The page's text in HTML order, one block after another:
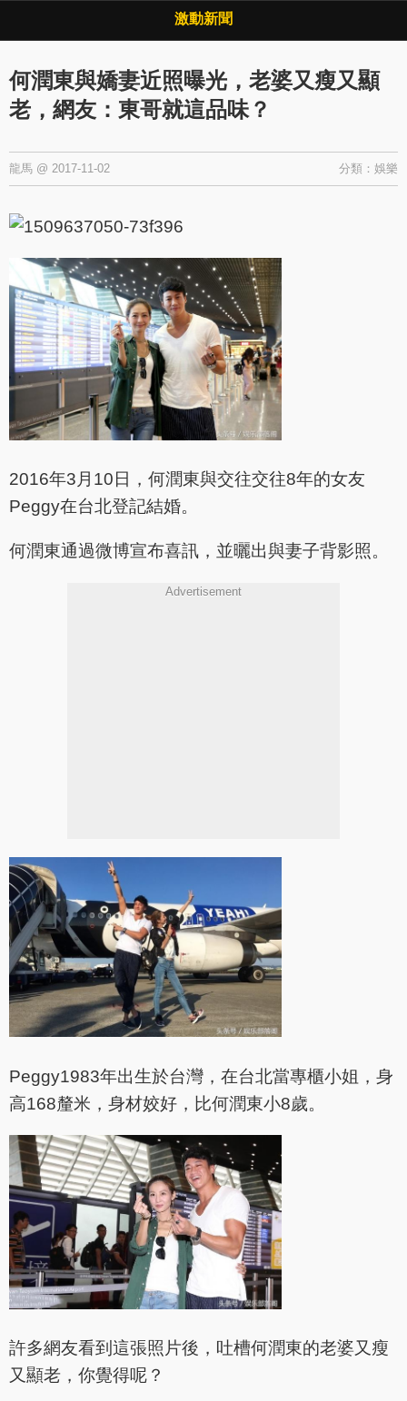
激動新聞
何潤東與嬌妻近照曝光，老婆又瘦又顯
老，網友：東哥就這品味？
分類： 娛樂
龍馬 @ 2017-11-02
2016年3月10日，何潤東與交往交往8年的女友
Peggy在台北登記結婚。
何潤東通過微博宣布喜訊，並曬出與妻子背影照。
Advertisement
Peggy1983年出生於台灣，在台北當專櫃小姐，身
高168釐米，身材姣好，比何潤東小8歲。
許多網友看到這張照片後，吐槽何潤東的老婆又瘦
又顯老，你覺得呢？
Copyright © 2026 ·激動新聞